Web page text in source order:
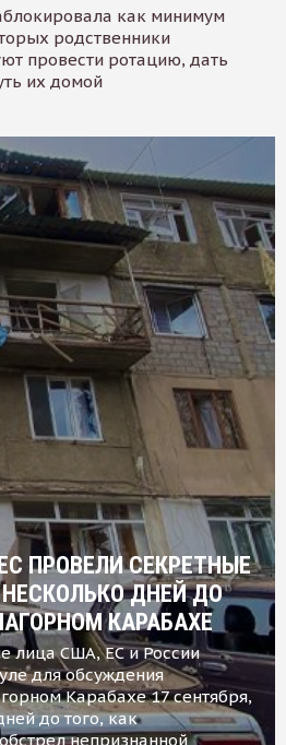
как минимум
родственники
провести ротацию, дать
их домой
ПРОВЕЛИ СЕКРЕТНЫЕ
ДНЕЙ ДО
КАРАБАХЕ
лица США, ЕС и России
для обсуждения
Карабахе 17 сентября,
до того, как
непризнанной